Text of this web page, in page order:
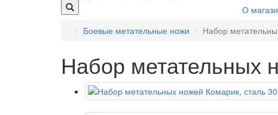
О
Боевые метательные ножи
Набор
Набор метательных